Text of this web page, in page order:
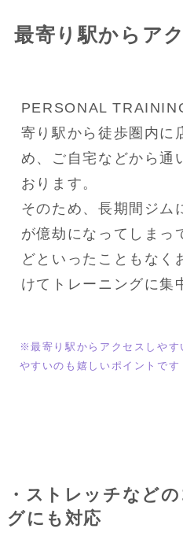
最寄り駅からア
PERSONAL
寄り駅から徒歩圏内に
め、ご自宅などから通
おります。
そのため、長期間ジム
が億劫になってしま
どといったこともなく
けてトレーニングに集
※最寄り駅からアクセスしや
やすいのも嬉しいポイントです
・ストレッチなど
グにも対応